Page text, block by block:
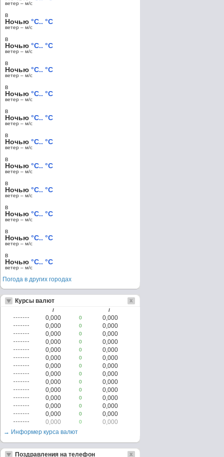
ветер – м/c
в
Ночью °C.. °C
ветер – м/c
в
Ночью °C.. °C
ветер – м/c
в
Ночью °C.. °C
ветер – м/c
в
Ночью °C.. °C
ветер – м/c
в
Ночью °C.. °C
ветер – м/c
в
Ночью °C.. °C
ветер – м/c
в
Ночью °C.. °C
ветер – м/c
в
Ночью °C.. °C
ветер – м/c
в
Ночью °C.. °C
ветер – м/c
в
Ночью °C.. °C
ветер – м/c
в
Ночью °C.. °C
ветер – м/c
Погода в других городах
Курсы валют
/ /
0,000 0
0,000
0,000
0
0,000
0,000
0
0,000
0,000
0
0,000
0,000
0
0,000
0,000
0
0,000
0,000
0
0,000
0,000
0
0,000
0,000
0
0,000
0,000
0
0,000
0,000
0
0,000
0,000
0
0,000
0,000
0
0,000
0,000
0
0,000
→ Информер курса валют
Поздравления на телефон